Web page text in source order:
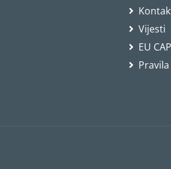
Vijesti
EU